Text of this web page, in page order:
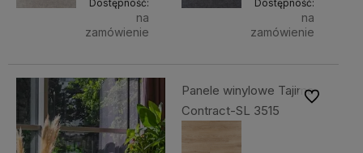
Dostępność:
na
zamówienie
Dostępność:
na
zamówienie
Panele winylowe Tajima
Contract-SL 3515
Do